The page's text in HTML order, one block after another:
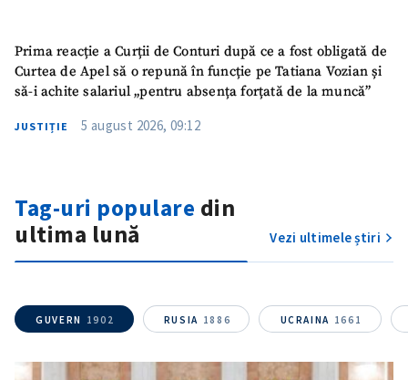
Prima reacție a Curții de Conturi după ce a fost obligată de
Curtea de Apel să o repună în funcție pe Tatiana Vozian și
să-i achite salariul „pentru absența forțată de la muncă”
JUSTIȚIE 5 august 2026, 09:12
Tag-uri populare din
ultima lună
Vezi ultimele știri
GUVERN 1902 RUSIA 1886 UCRAINA 1661